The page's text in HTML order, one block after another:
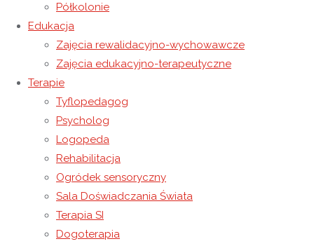
Półkolonie
Edukacja
Zajęcia rewalidacyjno-wychowawcze
Zajęcia edukacyjno-terapeutyczne
Terapie
Tyflopedagog
Psycholog
Logopeda
Rehabilitacja
Ogródek sensoryczny
Sala Doświadczania Świata
Terapia SI
Dogoterapia
naszym Ośrodku. Są to zajęcia za
każdym razem gorąco wyczekiwane
przez naszych wychowanków. Każdy z
nich, miał możliwość towarzyszenia tym
niezwykle sympatyczny zwierzakom. Z
niecierpliwością wyczekujemy kolejnych
zajęć, mamy nadzieję, że te odbędą się
już na świeżym powietrzu!